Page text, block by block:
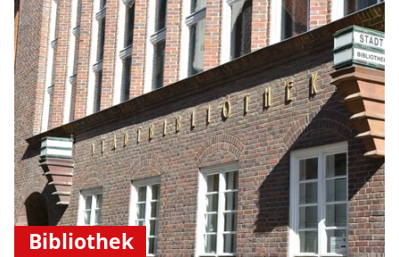
Bibliothek